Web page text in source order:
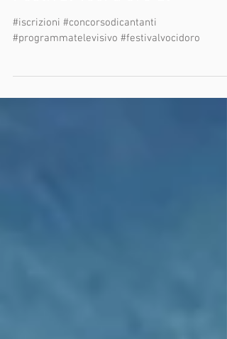
Semifinalisti senior del
Festival Voci d'Oro al
#programmatelevisivo #festivalvocidoro